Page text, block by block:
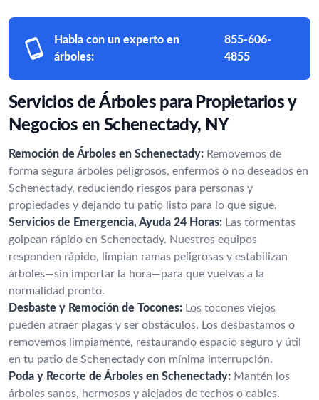
Habla con un experto en
árboles:
855-606-
4855
Servicios de Árboles para Propietarios y
Negocios en Schenectady, NY
Remoción de Árboles en Schenectady: Removemos de
forma segura árboles peligrosos, enfermos o no deseados en
Schenectady, reduciendo riesgos para personas y
propiedades y dejando tu patio listo para lo que sigue.
Servicios de Emergencia, Ayuda 24 Horas: Las tormentas
golpean rápido en Schenectady. Nuestros equipos
responden rápido, limpian ramas peligrosas y estabilizan
árboles—sin importar la hora—para que vuelvas a la
normalidad pronto.
Desbaste y Remoción de Tocones: Los tocones viejos
pueden atraer plagas y ser obstáculos. Los desbastamos o
removemos limpiamente, restaurando espacio seguro y útil
en tu patio de Schenectady con mínima interrupción.
Poda y Recorte de Árboles en Schenectady: Mantén los
árboles sanos, hermosos y alejados de techos o cables.